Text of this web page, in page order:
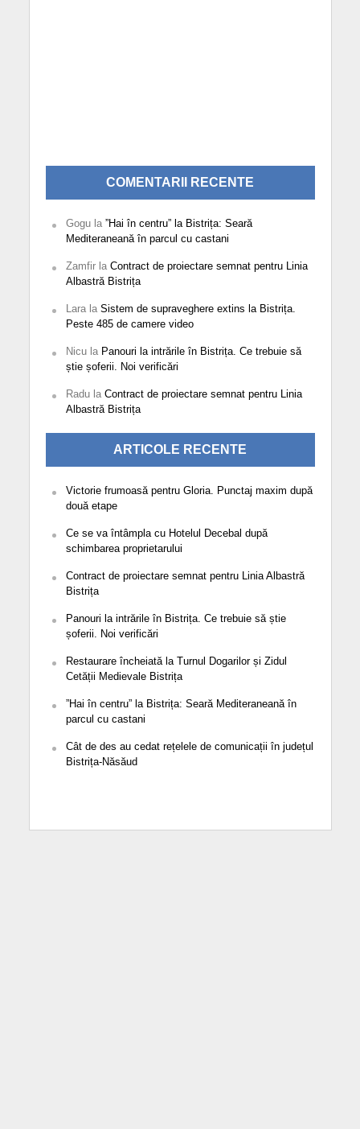
COMENTARII RECENTE
Gogula ”Hai în centru” la Bistrița: Seară
Mediteraneană în parcul cu castani
Zamfirla Contract de proiectare semnat pentru Linia
Albastră Bistrița
Larala Sistem de supraveghere extins la Bistrița.
Peste 485 de camere video
Nicula Panouri la intrările în Bistrița. Ce trebuie să
știe șoferii. Noi verificări
Radula Contract de proiectare semnat pentru Linia
Albastră Bistrița
ARTICOLE RECENTE
Victorie frumoasă pentru Gloria. Punctaj maxim după
două etape
Ce se va întâmpla cu Hotelul Decebal după
schimbarea proprietarului
Contract de proiectare semnat pentru Linia Albastră
Bistrița
Panouri la intrările în Bistrița. Ce trebuie să știe
șoferii. Noi verificări
Restaurare încheiată la Turnul Dogarilor și Zidul
Cetății Medievale Bistrița
”Hai în centru” la Bistrița: Seară Mediteraneană în
parcul cu castani
Cât de des au cedat rețelele de comunicații în județul
Bistrița-Năsăud